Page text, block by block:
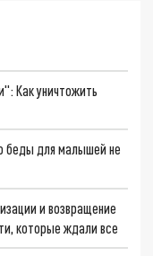
Как уничтожить
беды для малышей не
и возвращение
которые ждали все